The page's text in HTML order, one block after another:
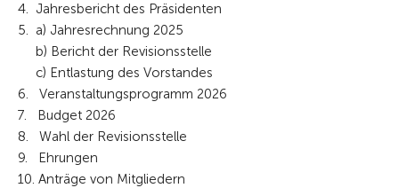
4. Jahresbericht des Präsidenten
5. a) Jahresrechnung 2025
b) Bericht der Revisionsstelle
c) Entlastung des Vorstandes
6. Veranstaltungsprogramm 2026
7. Budget 2026
8. Wahl der Revisionsstelle
9. Ehrungen
10. Anträge von Mitgliedern